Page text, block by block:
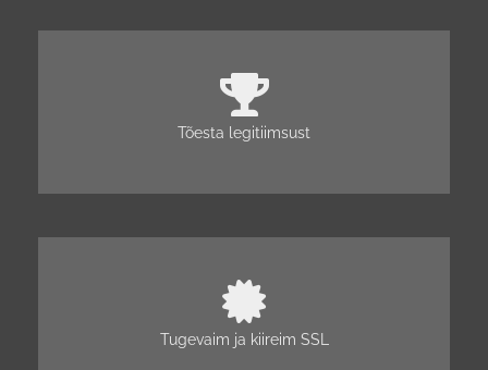
Tõesta legitiimsust
Tugevaim ja kiireim SSL